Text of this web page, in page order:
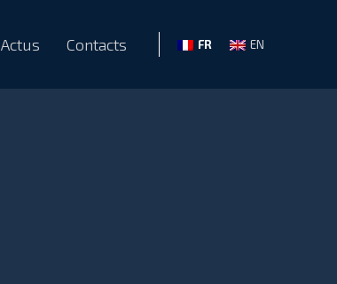
Actus Contacts FR EN